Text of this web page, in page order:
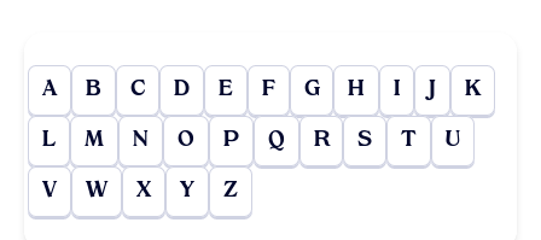
A B C D E F G H I J K
L M N O P Q R S T U
V W X Y Z